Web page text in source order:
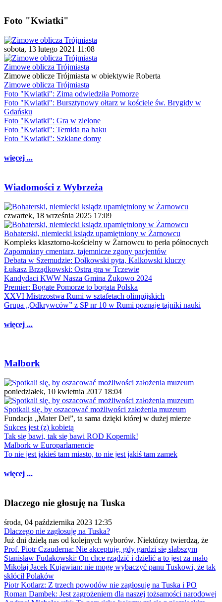
Foto "Kwiatki"
sobota, 13 lutego 2021 11:08
Zimowe oblicza Trójmiasta
Zimowe oblicze Trójmiasta w obiektywie Roberta
Zimowe oblicza Trójmiasta
Foto "Kwiatki": Zima odwiedziła Pomorze
Foto "Kwiatki": Bursztynowy ołtarz w kościele św. Brygidy w
Gdańsku
Foto "Kwiatki": Gra w zielone
Foto "Kwiatki": Temida na haku
Foto "Kwiatki": Szklane domy
więcej ...
Wiadomości z Wybrzeża
czwartek, 18 września 2025 17:09
Bohaterski, niemiecki ksiądz upamiętniony w Żarnowcu
Kompleks klasztorno-kościelny w Żarnowcu to perła północnych
Zapomniany cmentarz, tajemnicze zgony pacjentów
Debata w Szemudzie: Dołkowski pyta, Kalkowski kluczy
Łukasz Brządkowski: Ostra gra w Tczewie
Kandydaci KWW Nasza Gmina Żukowo 2024
Premier: Bogate Pomorze to bogata Polska
XXVI Mistrzostwa Rumi w sztafetach olimpijskich
Grupa „Odkrywców” z SP nr 10 w Rumi poznaje tajniki nauki
więcej ...
Malbork
poniedziałek, 10 kwietnia 2017 18:04
Spotkali się, by oszacować możliwości założenia muzeum
Fundacja „Mater Dei”, ta sama dzięki której w dużej mierze
Sukces jest (z) kobietą
Tak się bawi, tak się bawi ROD Kopernik!
Malbork w Europarlamencie
To nie jest jakieś tam miasto, to nie jest jakiś tam zamek
więcej ...
Dlaczego nie głosuję na Tuska
środa, 04 października 2023 12:35
Dlaczego nie zagłosuję na Tuska?
Już dni dzielą nas od kolejnych wyborów. Niektórzy twierdzą, że
Prof. Piotr Czauderna: Nie akceptuję, gdy gardzi się słabszym
Stanisław Fudakowski: On chce rządzić i dzielić a to jest za mało
Mikołaj Jacek Kujawian: nie mogę wybaczyć panu Tuskowi, że tak
skłócił Polaków
Piotr Kotlarz: Z trzech powodów nie zagłosuję na Tuska i PO
Roman Dambek: Jest zagrożeniem dla naszej tożsamości narodowej